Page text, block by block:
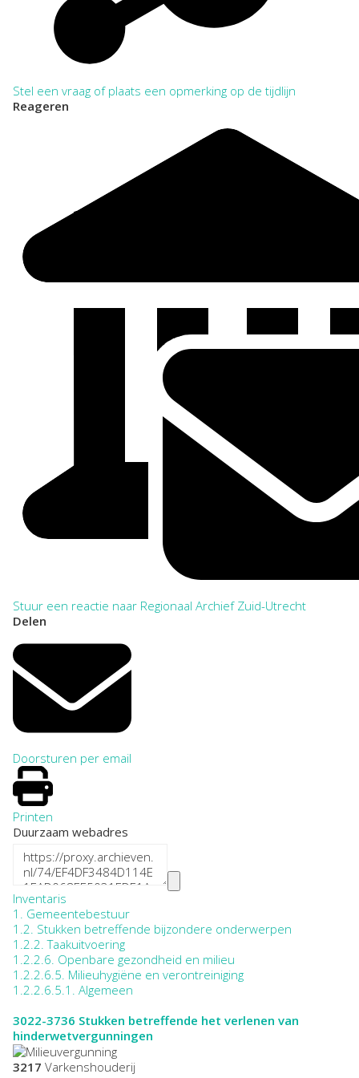
Stel een vraag of plaats een opmerking op de tijdlijn
Reageren
Stuur een reactie naar Regionaal Archief Zuid-Utrecht
Delen
Doorsturen per email
Printen
Duurzaam webadres
Inventaris
1. Gemeentebestuur
1.2. Stukken betreffende bijzondere onderwerpen
1.2.2. Taakuitvoering
1.2.2.6. Openbare gezondheid en milieu
1.2.2.6.5. Milieuhygiëne en verontreiniging
1.2.2.6.5.1. Algemeen
3022-3736 Stukken betreffende het verlenen van
hinderwetvergunningen
3217 Varkenshouderij